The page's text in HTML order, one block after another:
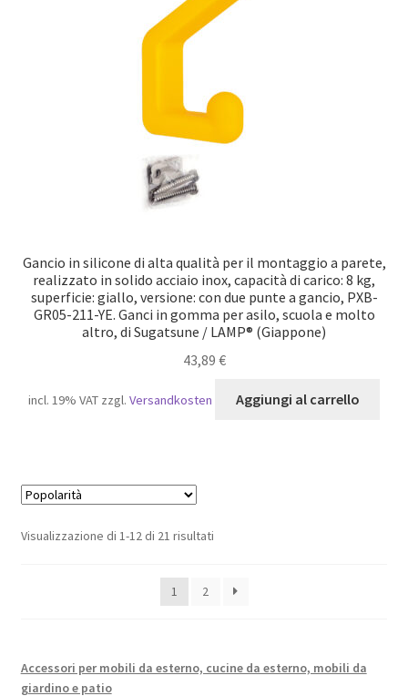
Gancio in silicone di alta qualità per il montaggio a parete,
realizzato in solido acciaio inox, capacità di carico: 8 kg,
superficie: giallo, versione: con due punte a gancio, PXB-
GR05-211-YE. Ganci in gomma per asilo, scuola e molto
altro, di Sugatsune / LAMP® (Giappone)
43,89 €
incl. 19% VAT zzgl. Versandkosten Aggiungi al carrello
Visualizzazione di 1-12 di 21 risultatiPopolarità
1 2
Accessori per mobili da esterno, cucine da esterno, mobili da
giardino e patio